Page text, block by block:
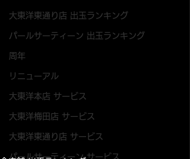
大東洋東通り店 出玉ランキング
パールサーティーン 出玉ランキング
周年
リニューアル
大東洋本店 サービス
大東洋梅田店 サービス
大東洋東通り店 サービス
パールサーティーン サービス